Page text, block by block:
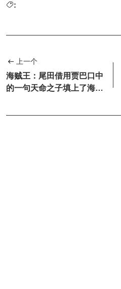
:
上一个
海贼王：尾田借用贾巴口中
的一句天命之子填上了海贼